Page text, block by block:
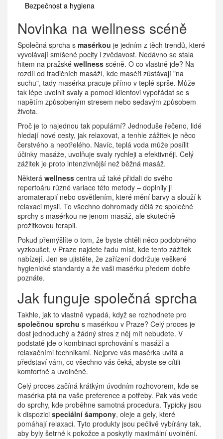
Bezpečnost a hygiena
Novinka na wellness scéně
Společná sprcha s masérkou je jedním z těch trendů, které
vyvolávají smíšené pocity i zvědavost. Nedávno se stala
hitem na pražské wellness scéně. O co vlastně jde? Na
rozdíl od tradičních masáží, kde maséři zůstávají "na
suchu", tady masérka pracuje přímo v teplé sprše. Může
tak lépe uvolnit svaly a pomoci klientovi vypořádat se s
napětím způsobeným stresem nebo sedavým způsobem
života.
Proč je to najednou tak populární? Jednoduše řečeno, lidé
hledají nové cesty, jak relaxovat, a tenhle zážitek je něco
čerstvého a neotřelého. Navíc, teplá voda může posílit
účinky masáže, uvolňuje svaly rychleji a efektivněji. Celý
zážitek je proto intenzivnější než běžná masáž.
Některá wellness centra už také přidali do svého
repertoáru různé variace této metody – doplnily ji
aromaterapií nebo osvětlením, které mění barvy a slouží k
relaxaci mysli. To všechno dohromady dělá ze společné
sprchy s masérkou ne jenom masáž, ale skutečně
prožitkovou terapii.
Pokud přemýšlíte o tom, že byste chtěli něco podobného
vyzkoušet, v Praze najdete řadu míst, kde tento zážitek
nabízejí. Jen se ujistěte, že zařízení dodržuje veškeré
hygienické standardy a že vaši masérku předem dobře
poznáte.
Jak funguje společná sprcha
Takhle, jak to vlastně vypadá, když se rozhodnete pro
společnou sprchu s masérkou v Praze? Celý proces je
dost jednoduchý a žádný stres z něj mít nebudete. V
podstatě jde o kombinaci sprchování s masáží a
relaxačními technikami. Nejprve vás masérka uvítá a
představí vám, co všechno vás čeká, abyste se cítili
komfortně a uvolněně.
Celý proces začíná krátkým úvodním rozhovorem, kde se
masérka ptá na vaše preference a potřeby. Pak vás vede
do sprchy, kde proběhne samotná procedura. Typicky jsou
k dispozici speciální šampony, oleje a gely, které
pomáhají relaxaci. Tyto produkty jsou pečlivě vybírány tak,
aby byly šetrné k pokožce a poskytly maximální uvolnění.